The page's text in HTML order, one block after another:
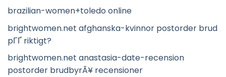
brazilian-women+toledo online
brightwomen.net afghanska-kvinnor postorder brud
pГҐ riktigt?
brightwomen.net anastasia-date-recension
postorder brudbyrÃ¥ recensioner